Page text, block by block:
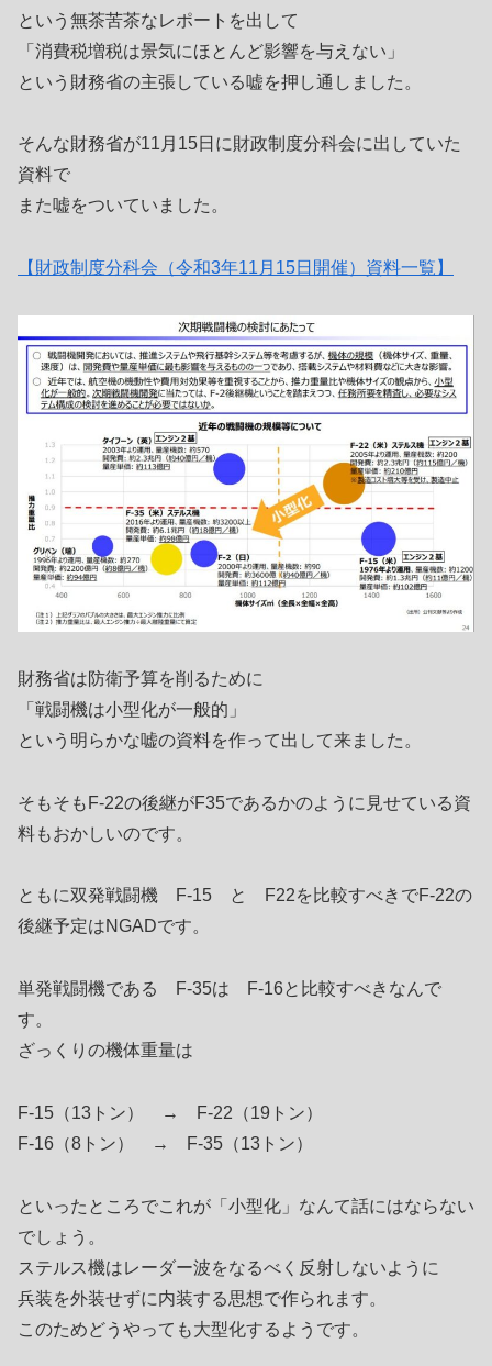
という無茶苦茶なレポートを出して
「消費税増税は景気にほとんど影響を与えない」
という財務省の主張している嘘を押し通しました。
そんな財務省が11月15日に財政制度分科会に出していた
資料で
また嘘をついていました。
【財政制度分科会（令和3年11月15日開催）資料一覧】
財務省は防衛予算を削るために
「戦闘機は小型化が一般的」
という明らかな嘘の資料を作って出して来ました。
そもそもF-22の後継がF35であるかのように見せている資
料もおかしいのです。
ともに双発戦闘機 F-15 と F22を比較すべきでF-22の
後継予定はNGADです。
単発戦闘機である F-35は F-16と比較すべきなんで
す。
ざっくりの機体重量は
F-15（13トン） → F-22（19トン）
F-16（8トン） → F-35（13トン）
といったところでこれが「小型化」なんて話にはならない
でしょう。
ステルス機はレーダー波をなるべく反射しないように
兵装を外装せずに内装する思想で作られます。
このためどうやっても大型化するようです。